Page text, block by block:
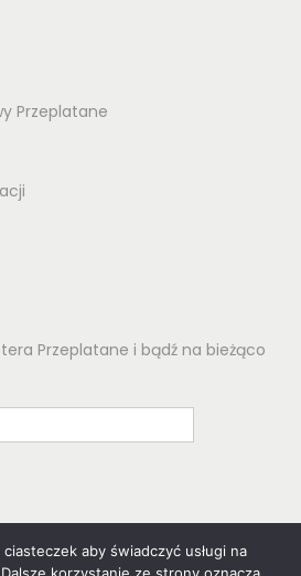
Przeplatane
Przeplatane i bądź na bieżąco
aby świadczyć usługi na